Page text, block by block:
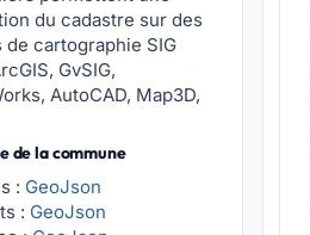
du cadastre sur des
de cartographie SIG
GvSIG,
AutoCAD, Map3D,
de la commune
: GeoJson
: GeoJson